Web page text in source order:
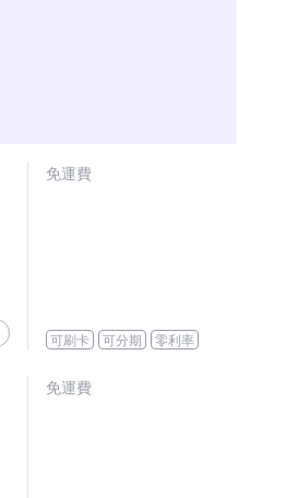
免運費
可刷卡 可分期 零利率
免運費